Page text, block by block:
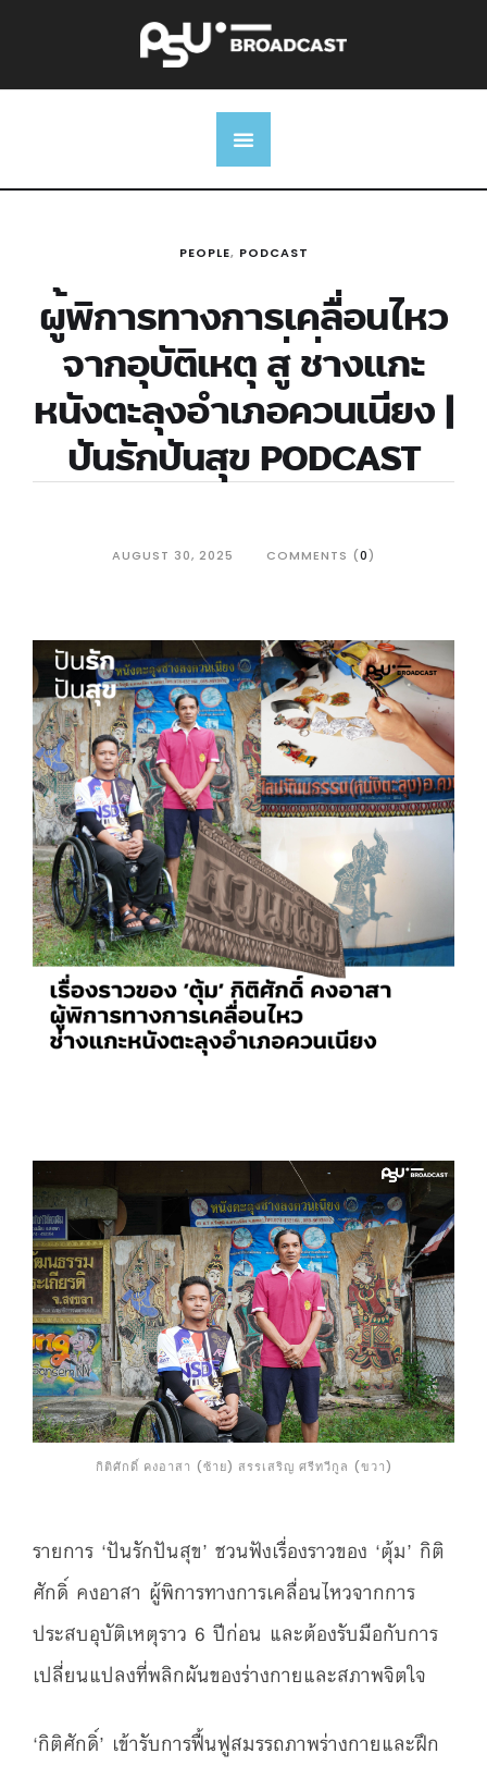
PEOPLE, PODCAST
ผู้พิการทางการเคลื่อนไหว
จากอุบัติเหตุ สู่ ช่างแกะ
หนังตะลุงอำเภอควนเนียง |
ปันรักปันสุข PODCAST
AUGUST 30, 2025 COMMENTS (0)
กิติศักดิ์ คงอาสา (ซ้าย) สรรเสริญ ศรีทวีกูล (ขวา)
รายการ ‘ปันรักปันสุข’ ชวนฟังเรื่องราวของ ‘ตุ้ม’ กิติ
ศักดิ์ คงอาสา ผู้พิการทางการเคลื่อนไหวจากการ
ประสบอุบัติเหตุราว 6 ปีก่อน และต้องรับมือกับการ
เปลี่ยนแปลงที่พลิกผันของร่างกายและสภาพจิตใจ
‘กิติศักดิ์’ เข้ารับการฟื้นฟูสมรรถภาพร่างกายและฝึก